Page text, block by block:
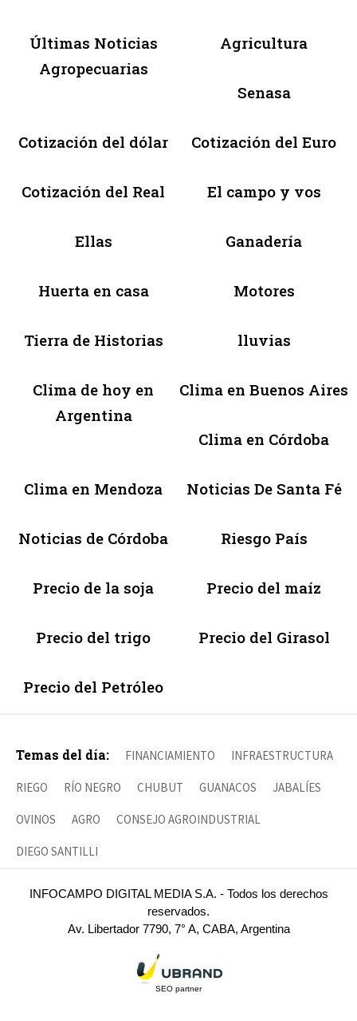
Últimas Noticias
Agropecuarias
Agricultura
Senasa
Cotización del dólar Cotización del Euro
Cotización del Real El campo y vos
Ellas Ganadería
Huerta en casa Motores
Tierra de Historias lluvias
Clima de hoy en
Argentina
Clima en Buenos Aires
Clima en Córdoba
Clima en Mendoza Noticias De Santa Fé
Noticias de Córdoba Riesgo País
Precio de la soja Precio del maíz
Precio del trigo Precio del Girasol
Precio del Petróleo
Temas del día: FINANCIAMIENTO INFRAESTRUCTURA
RIEGO RÍO NEGRO CHUBUT GUANACOS JABALÍES
OVINOS AGRO CONSEJO AGROINDUSTRIAL
DIEGO SANTILLI
INFOCAMPO DIGITAL MEDIA S.A. - Todos los derechos
reservados.
Av. Libertador 7790, 7° A, CABA, Argentina
SEO partner